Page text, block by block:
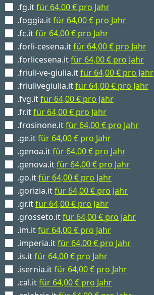
.fg.itfür 64,00 € pro Jahr
.foggia.itfür 64,00 € pro Jahr
.fc.itfür 64,00 € pro Jahr
.forli-cesena.itfür 64,00 € pro Jahr
.forlicesena.itfür 64,00 € pro Jahr
.friuli-ve-giulia.itfür 64,00 € pro Jahr
.friulivegiulia.itfür 64,00 € pro Jahr
.fvg.itfür 64,00 € pro Jahr
.fr.itfür 64,00 € pro Jahr
.frosinone.itfür 64,00 € pro Jahr
.ge.itfür 64,00 € pro Jahr
.genoa.itfür 64,00 € pro Jahr
.genova.itfür 64,00 € pro Jahr
.go.itfür 64,00 € pro Jahr
.gorizia.itfür 64,00 € pro Jahr
.gr.itfür 64,00 € pro Jahr
.grosseto.itfür 64,00 € pro Jahr
.im.itfür 64,00 € pro Jahr
.imperia.itfür 64,00 € pro Jahr
.is.itfür 64,00 € pro Jahr
.isernia.itfür 64,00 € pro Jahr
.cal.itfür 64,00 € pro Jahr